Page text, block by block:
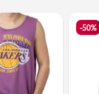
-50%